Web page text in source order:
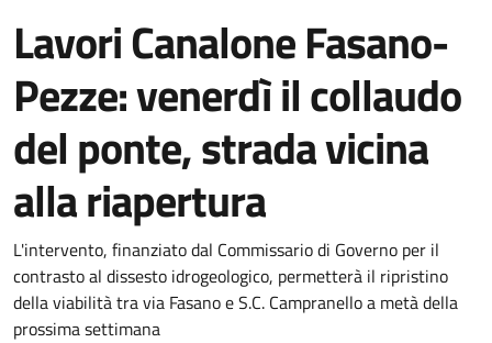
Lavori Canalone Fasano-
Pezze: venerdì il collaudo
del ponte, strada vicina
alla riapertura
Dettagli della notizia
L'intervento, finanziato dal Commissario di Governo per il
contrasto al dissesto idrogeologico, permetterà il ripristino
della viabilità tra via Fasano e S.C. Campranello a metà della
prossima settimana